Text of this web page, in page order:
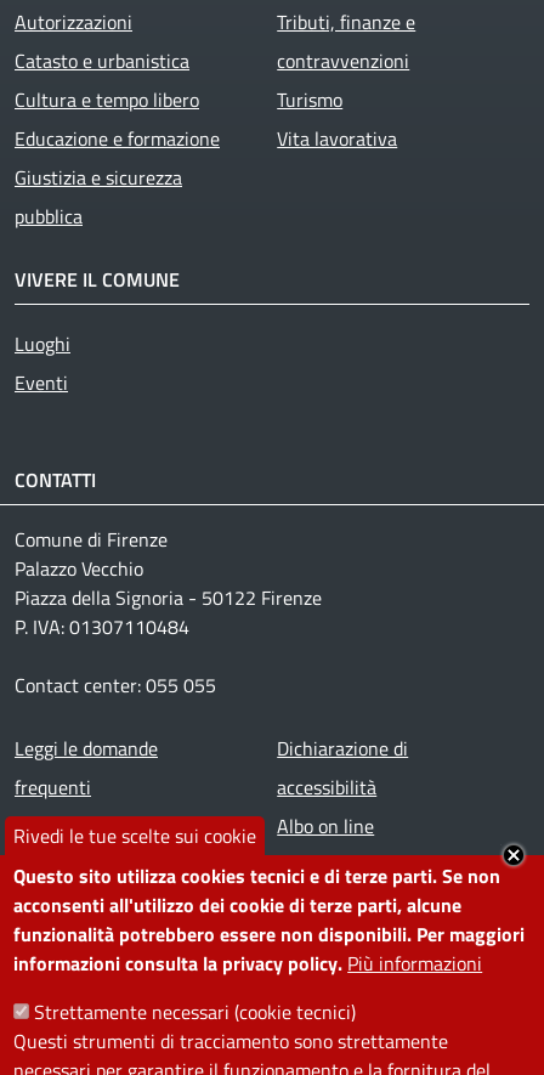
Rivedi le tue scelte sui cookie
Questo sito utilizza cookies tecnici e di terze parti. Se non
acconsenti all'utilizzo dei cookie di terze parti, alcune
funzionalità potrebbero essere non disponibili. Per maggiori
informazioni consulta la privacy policy. Più informazioni
Strettamente necessari (cookie tecnici)
Questi strumenti di tracciamento sono strettamente
Autorizzazioni
Catasto e urbanistica
Cultura e tempo libero
Educazione e formazione
Giustizia e sicurezza
pubblica
Tributi, finanze e
contravvenzioni
Turismo
Vita lavorativa
VIVERE IL COMUNE
Luoghi
Eventi
CONTATTI
Comune di Firenze
Palazzo Vecchio
Piazza della Signoria - 50122 Firenze
P. IVA: 01307110484
Contact center: 055 055
Footer menu
Leggi le domande
frequenti
Prenota appuntamento
Segnala disservizio
Amministrazione
trasparente
Note legali
Dichiarazione di
accessibilità
Albo on line
Redazione web
Piano di miglioramento dei
servizi
Contatti
SEGUICI SU